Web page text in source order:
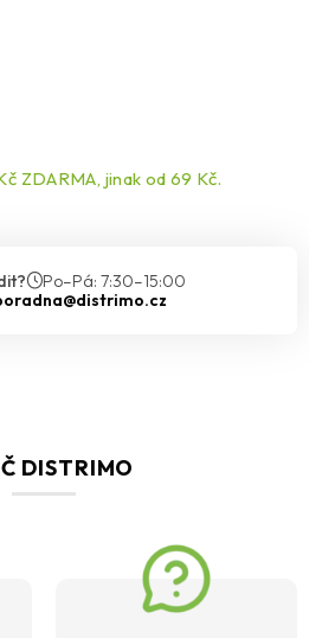
ZDARMA, jinak od 69 Kč.
Po–Pá: 7:30–15:00
DISTRIMO